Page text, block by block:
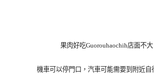
果肉好吃Guorouhaochih店面不大
機車可以停門口， 汽車可能需要到附近自